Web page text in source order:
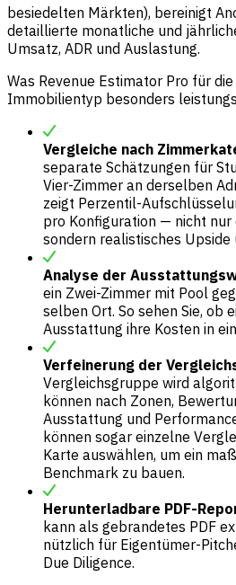
besiedelten Märkten), bereinigt
detaillierte monatliche und
Umsatz, ADR und Auslastung.
Was Revenue Estimator Pro für
Immobilientyp besonders
Vergleiche nach
separate Schätzungen für
Vier-Zimmer an derselben
zeigt Perzentil-
pro Konfiguration — nicht nur
sondern realistisches Upside
Analyse der
ein Zwei-Zimmer mit Pool
selben Ort. So sehen Sie, ob
Ausstattung ihre Kosten in
Verfeinerung der
Vergleichsgruppe wird
können nach Zonen,
Ausstattung und
können sogar einzelne
Karte auswählen, um ein
Benchmark zu bauen.
Herunterladbare PDF-
kann als gebrandetes PDF
nützlich für Eigentümer-
Due Diligence.